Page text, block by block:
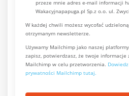
przeze mnie adres e-mail informacji
Wakacyjnapapuga.pl Sp.z o.o. ul.
W każdej chwili możesz wycofać
otrzymanym newsletterze.
Używamy Mailchimp jako naszej
zapisz, potwierdzasz, że twoje informacje
Mailchimp w celu przetworzenia.
prywatności Mailchimp tutaj.